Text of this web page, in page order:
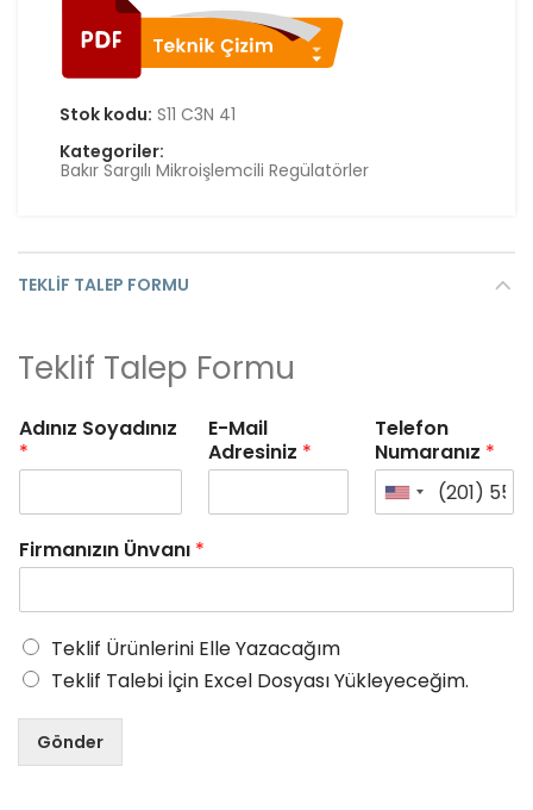
Stok kodu: S11 C3N 41
Kategoriler:
Bakır Sargılı Mikroişlemcili Regülatörler
TEKLIF TALEP FORMU
Teklif Talep Formu
Adınız Soyadınız
*
E-Mail
Adresiniz *
Telefon
Numaranız *
Firmanızın Ünvanı *
Teklif Ürünlerini Elle Yazacağım
Teklif Talebi İçin Excel Dosyası Yükleyeceğim.
Gönder